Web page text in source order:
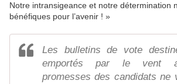
Notre intransigeance et notre détermination
bénéfiques pour l’avenir ! »
Les bulletins de vote
emportés par le vent
promesses des candidats ne